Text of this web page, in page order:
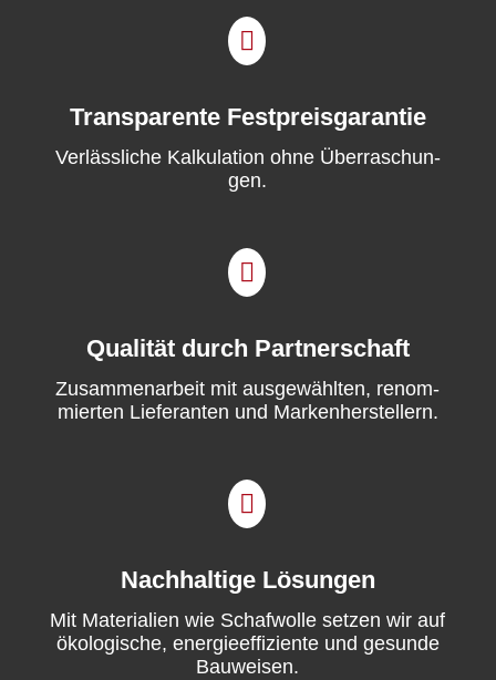

Transparente Festpreisgarantie
Ver­lässliche Kalku­la­tion ohne Über­raschun­
gen.

Qualität durch Partnerschaft
Zusam­me­nar­beit mit aus­gewählten, renom­
mierten Liefer­an­ten und Marken­her­stellern.

Nachhaltige Lösungen
Mit Mate­ri­alien wie Schaf­wolle set­zen wir auf
ökol­o­gis­che, energieef­fiziente und gesunde
Bauweisen.